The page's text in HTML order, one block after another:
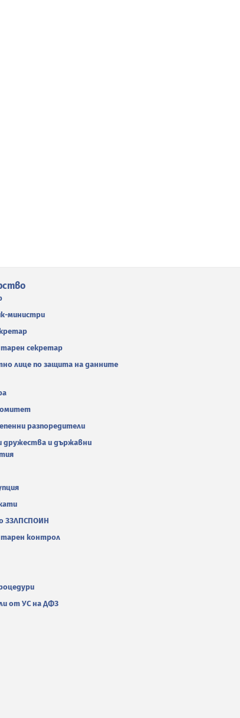
министри
секретар
лице по защита на данните
разпоредители
дружества и държавни
ЗЗЛПСПОИН
контрол
от УС на ДФЗ